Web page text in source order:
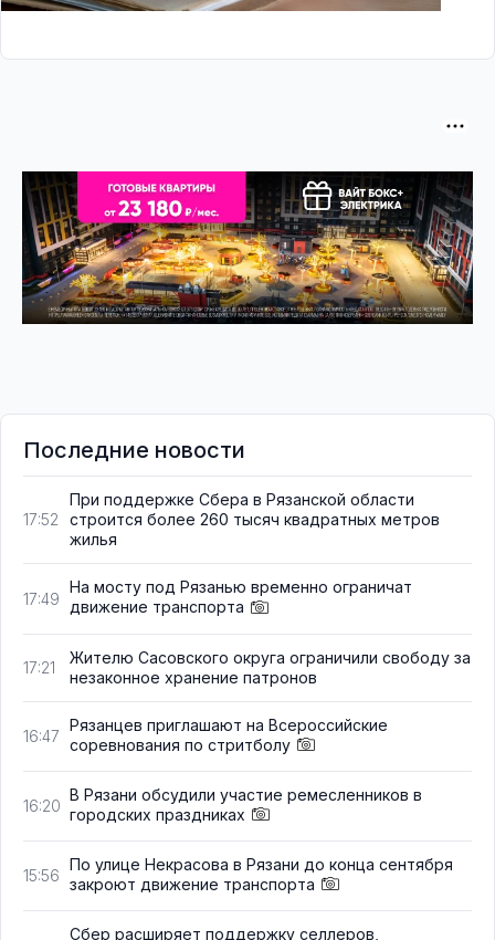
Последние новости
17:52
При поддержке Сбера в Рязанской области
строится более 260 тысяч квадратных метров
жилья
17:49
На мосту под Рязанью временно ограничат
движение транспорта
17:21
Жителю Сасовского округа ограничили свободу за
незаконное хранение патронов
16:47
Рязанцев приглашают на Всероссийские
соревнования по стритболу
16:20
В Рязани обсудили участие ремесленников в
городских праздниках
15:56
По улице Некрасова в Рязани до конца сентября
закроют движение транспорта
Сбер расширяет поддержку селлеров,